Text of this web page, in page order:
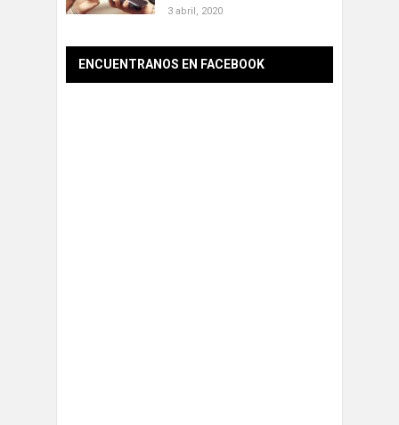
3 abril, 2020
ENCUENTRANOS EN FACEBOOK